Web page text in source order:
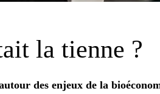
la tienne ?
des enjeux de la